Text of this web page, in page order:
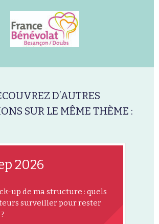
D’AUTRES
SUR LE MÊME THÈME :
2026
up de ma structure : quels
surveiller pour rester